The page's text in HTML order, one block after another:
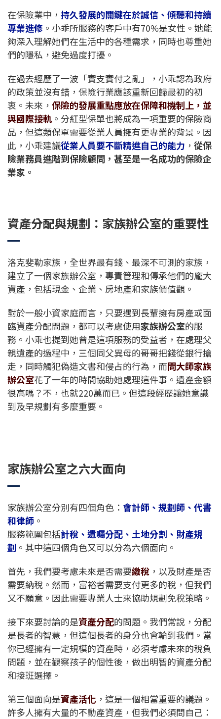
在保險業中， 持久發展的關鍵在於誠信、傾聽和持續
專業進修 。小乖所服務的客戶中有70%是女性。她能
夠深入理解她們在生活中的各種需求，同時也尊重她
們的隱私，避免過度打擾。
在過去經歷了一波「實支實付之亂」，小乖認為政府
的政策並沒有錯，保險行業應該重新回歸最初的初
衷。未來， 保險的發展重點應放在保障和機制上，並
與國際接軌 。分紅型保單也將成為一項重要的保險商
品，但這類保單需要從業人員擁有更專業的背景。因
此，小乖建議從業人員要不斷精進自己的能力 ， 從保
險業務員進階到保險顧問，甚至是一名成功的保險企
業家。
資產分配與規劃：家族辦公室的重要性
洛克斐勒家族，全世界最有錢、最深不可測的家族，
建立了一個家族辦公室，專責管理和傳承他們的龐大
資產，包括現金、企業、房地產和家族價值觀。
對於一般小資家庭而言，只要遇到長輩擁有房產或面
臨資產分配問題，都可以考慮使用家族辦公室的服
務。小乖也提到她曾是這項服務的受益者，在處理父
親遺產的過程中，三個同父異母的哥哥把錢從銀行搶
走，同時觸犯偽造文書和侵占的行為，而問大師家族
辦公室花了一年的時間協助她處理這件事。遺產金額
很高嗎？不，也就220萬而已。但這段經歷讓她意識
到及早規劃有多麼重要。
家族辦公室之六大面向
家族辦公室分別有四個角色： 會計師、規劃師、代書
和律師 。
服務範圍包括計稅、遺囑分配、土地分割、財產規
劃 。其中這四個角色又可以分為六個面向。
首先，我們要考慮未來是否需要繳稅 ，以及財產是否
需要納稅。然而，富裕者需要支付更多的稅，但我們
又不願意。因此需要專業人士來協助規劃免稅策略。
接下來要討論的是資產分配的問題。我們常說，分配
是長者的智慧，但這個長者的身分也會輪到我們。當
你已經擁有一定規模的資產時，必須考慮未來的稅負
問題，並在觀察孩子的個性後，做出明智的資產分配
和接班選擇。
第三個面向是資產活化 ，這是一個相當重要的議題。
許多人擁有大量的不動產資產，但我們必須問自己：